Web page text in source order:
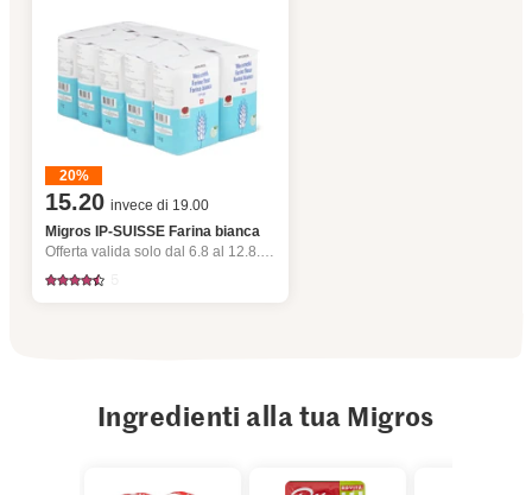
20%
15.20 invece di 19.00
Migros IP-SUISSE Farina bianca
Offerta valida solo dal 6.8 al 12.8.2026, fino a esaurimento dello stock.
Ingredienti alla tua Migros